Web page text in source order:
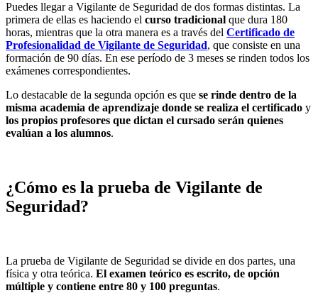
Puedes llegar a Vigilante de Seguridad de dos formas distintas. La
primera de ellas es haciendo el curso tradicional que dura 180
horas, mientras que la otra manera es a través del Certificado de
Profesionalidad de Vigilante de Seguridad, que consiste en una
formación de 90 días. En ese período de 3 meses se rinden todos los
exámenes correspondientes.
Lo destacable de la segunda opción es que se rinde dentro de la
misma academia de aprendizaje donde se realiza el certificado y
los propios profesores que dictan el cursado serán quienes
evalúan a los alumnos.
¿Cómo es la prueba de Vigilante de
Seguridad?
La prueba de Vigilante de Seguridad se divide en dos partes, una
física y otra teórica. El examen teórico es escrito, de opción
múltiple y contiene entre 80 y 100 preguntas.